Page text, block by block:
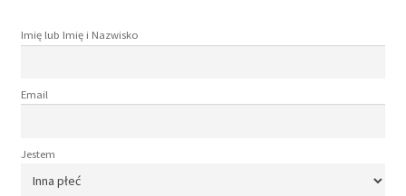
Imię lub Imię i Nazwisko
Email
Jestem